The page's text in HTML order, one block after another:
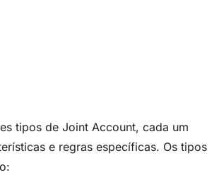
tipos de Joint Account, cada um
e regras específicas. Os tipos